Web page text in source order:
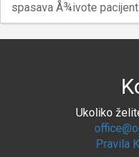
spasava Å¾ivote
Ukoliko
Pravila